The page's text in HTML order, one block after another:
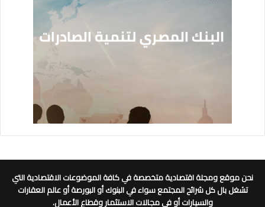
نحن موقع ومجلة اقتصادية متخصصة في كافة الموضوعات الاقتصادية التي
تشغل بال كل شرائح المجتمع سواء في البنوك أو البورصة أو عالم العقارات
والسيارات أو في مجالات الاستثمار وقطاع الأعمال.